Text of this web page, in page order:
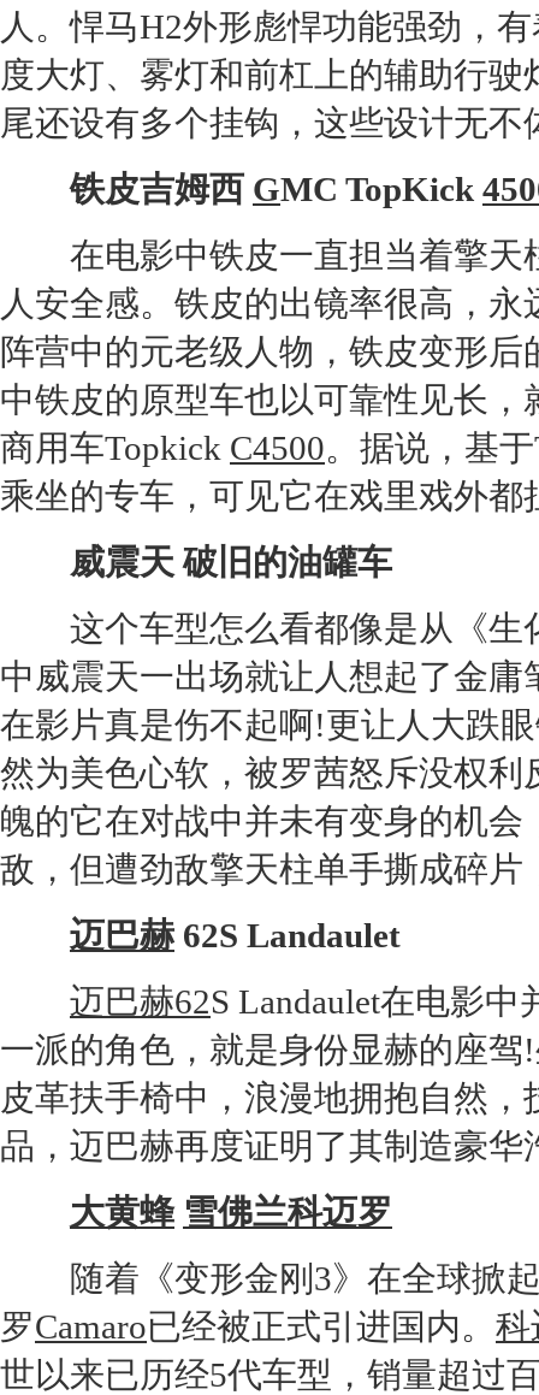
人。悍马H2外形彪悍功能强劲，
度大灯、雾灯和前杠上的辅助行
尾还设有多个挂钩，这些设计无不
铁皮吉姆西 GMC TopKick
在电影中铁皮一直担当着擎天
人安全感。铁皮的出镜率很高，
阵营中的元老级人物，铁皮变形
中铁皮的原型车也以可靠性见长，
商用车Topkick C4500。据说，基
乘坐的专车，可见它在戏里戏外
威震天 破旧的油罐车
这个车型怎么看都像是从《生
中威震天一出场就让人想起了金
在影片真是伤不起啊!更让人大跌
然为美色心软，被罗茜怒斥没权
魄的它在对战中并未有变身的机
敌，但遭劲敌擎天柱单手撕成碎
迈巴赫 62S Landaulet
迈巴赫62S Landaulet在电影
一派的角色，就是身份显赫的座驾
皮革扶手椅中，浪漫地拥抱自然
品， 迈巴赫再度证明了其制造豪华
大黄蜂 雪佛兰科迈罗
随着《变形金刚 3》在全球掀
罗Camaro已经被正式引进国内。 科
世以来已历经5代车型，销量超过